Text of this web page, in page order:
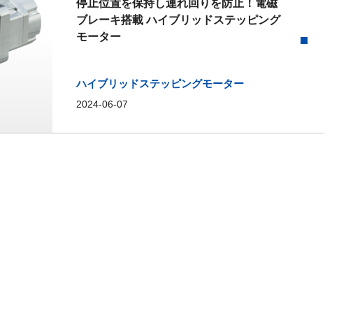
停止位置を保持し連れ回りを防止！電磁
ブレーキ搭載 ハイブリッドステッピング
モーター
ハイブリッドステッピングモーター
2024-06-07